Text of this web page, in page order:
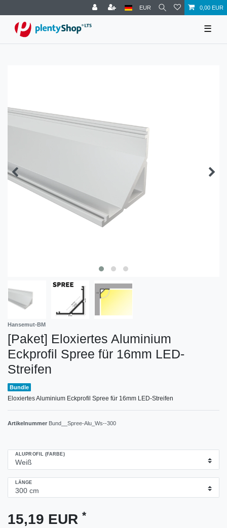
EUR 0,00 EUR
☰
Hansemut-BM
[Paket] Eloxiertes Aluminium
Eckprofil Spree für 16mm LED-
Streifen
Bundle
Eloxiertes Aluminium Eckprofil Spree für 16mm LED-Streifen
Artikelnummer Bund__Spree-Alu_Ws--300
ALUPROFIL (FARBE)
LÄNGE
15,19 EUR *